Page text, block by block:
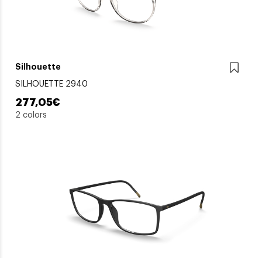
Silhouette
SILHOUETTE 2940
277,05€
2 colors